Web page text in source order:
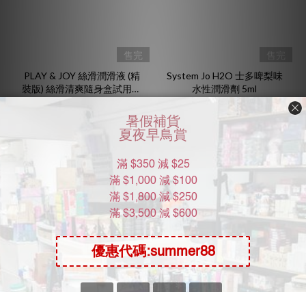
售完
PLAY & JOY 絲滑潤滑液 (精
裝版) 絲滑清爽隨身盒試用包
HK$24.00
System Jo H2O 士多啤梨味
水性潤滑劑 5ml
HK$30.00